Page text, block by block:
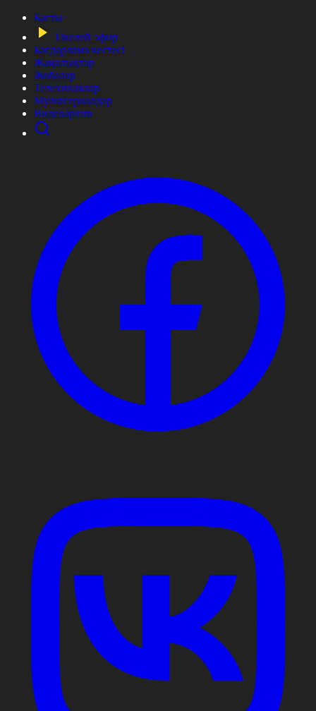
Басты
Тікелей эфир
Бағдарлама кестесі
Жаңалықтар
Жобалар
Телехикаялар
Мультсериалдар
Видеоархив